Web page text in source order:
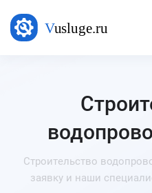
Строительство
заявку и наши